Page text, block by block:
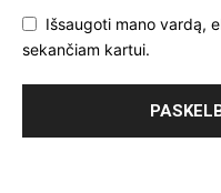
Išsaugoti mano vardą,
sekančiam kartui.